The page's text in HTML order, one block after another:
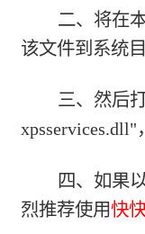
二、将在
该文件到系统
三、然后
xpsservices.dll"
四、如果
烈推荐使用快